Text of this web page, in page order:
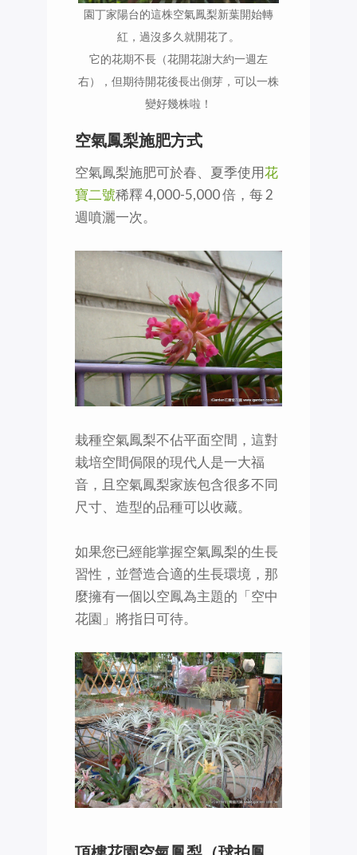
園丁家陽台的這株空氣鳳梨新葉開始轉
紅，過沒多久就開花了。
它的花期不長（花開花謝大約一週左
右），但期待開花後長出側芽，可以一株
變好幾株啦！
空氣鳳梨施肥方式
空氣鳳梨施肥可於春、夏季使用花
寶二號稀釋 4,000-5,000 倍，每 2
週噴灑一次。
栽種空氣鳳梨不佔平面空間，這對
栽培空間侷限的現代人是一大福
音，且空氣鳳梨家族包含很多不同
尺寸、造型的品種可以收藏。
如果您已經能掌握空氣鳳梨的生長
習性，並營造合適的生長環境，那
麼擁有一個以空鳳為主題的「空中
花園」將指日可待。